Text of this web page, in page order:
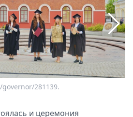
281139.
и церемония